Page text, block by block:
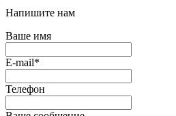
Напишите нам
Ваше имя
E-mail*
Телефон